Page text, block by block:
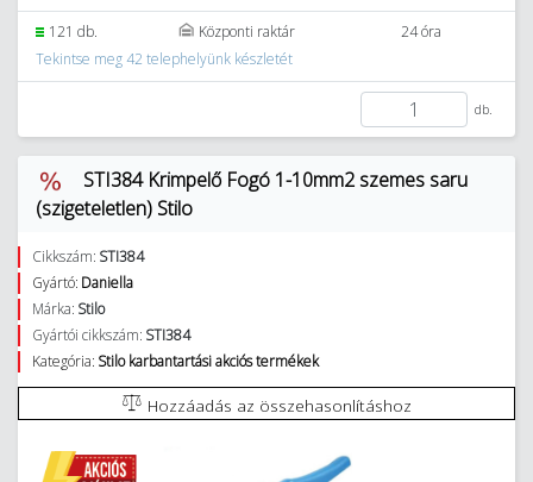
121 db. Központi raktár
24 óra
Tekintse meg 42 telephelyünk készletét
db.
STI384 Krimpelő Fogó 1-10mm2 szemes saru
(szigeteletlen) Stilo
Cikkszám: STI384
Gyártó: Daniella
Márka: Stilo
Gyártói cikkszám: STI384
Kategória: Stilo karbantartási akciós termékek
Hozzáadás az összehasonlításhoz